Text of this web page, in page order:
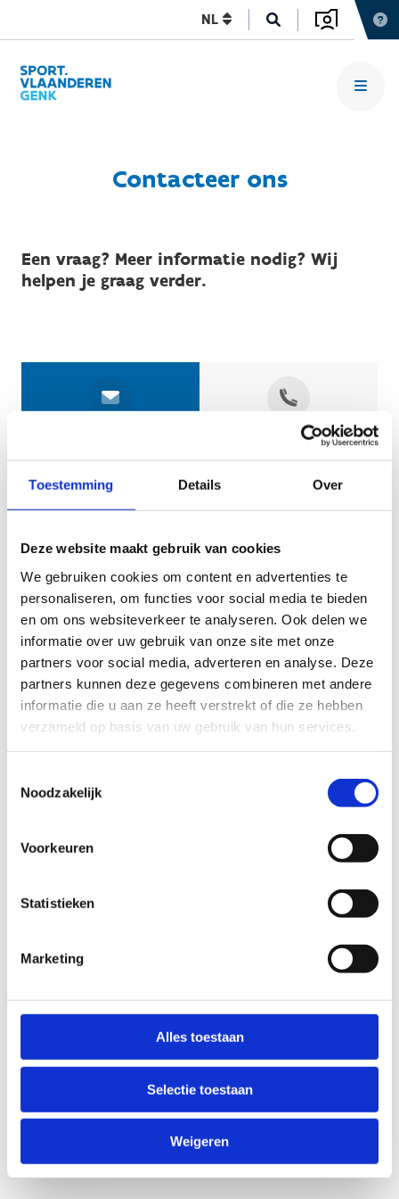
Toestemming Details Over
Deze website maakt gebruik van cookies
We gebruiken cookies om content en advertenties te
personaliseren, om functies voor social media te bieden
en om ons websiteverkeer te analyseren. Ook delen we
informatie over uw gebruik van onze site met onze
partners voor social media, adverteren en analyse. Deze
partners kunnen deze gegevens combineren met andere
informatie die u aan ze heeft verstrekt of die ze hebben
verzameld op basis van uw gebruik van hun services.
Noodzakelijk
Voorkeuren
Statistieken
Marketing
Alles toestaan
Selectie toestaan
Weigeren
NL
Contacteer ons
Een vraag? Meer informatie nodig? Wij
helpen je graag verder.
Geef aan tot welk domein jouw vraag behoort
KIES EEN DOMEIN
Jouw vraag
Anti-Robot Verification
Click to start verification
Verzend